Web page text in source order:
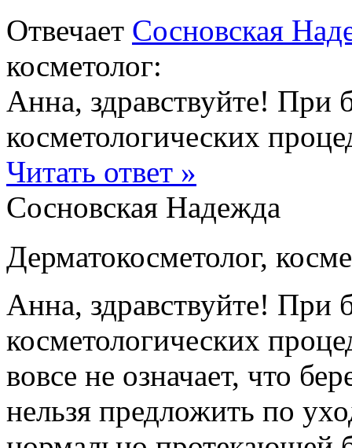
Отвечает Сосновская
косметолог:
Анна, здравствуйте! При
косметологических
Читать ответ »
Сосновская Надежда
Дерматокосметолог,
Анна, здравствуйте! При
косметологических
вовсе не означает, что
нельзя предложить по